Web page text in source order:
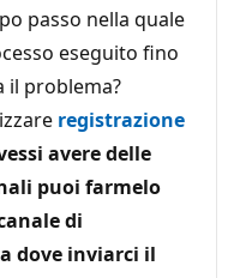
passo nella quale
eseguito fino
il problema?
registrazione
avere delle
puoi farmelo
di
dove inviarci il